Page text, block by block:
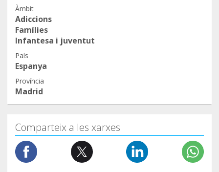
Àmbit
Adiccions
Famílies
Infantesa i juventut
País
Espanya
Província
Madrid
Comparteix a les xarxes